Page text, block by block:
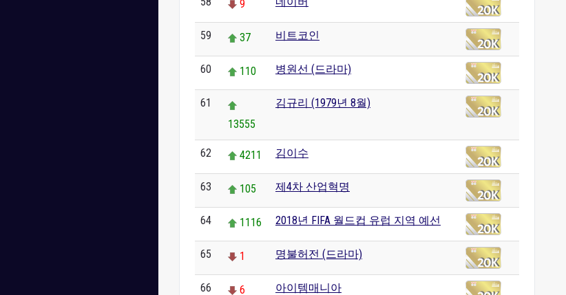
9
59 37 비트코인
60 110 병원선 (드라마)
61
13555
김규리 (1979년 8월)
62 4211 김이수
63 105 제4차 산업혁명
64 1116 2018년 FIFA 월드컵 유럽 지역 예선
65 1 명불허전 (드라마)
66 6 아이템매니아